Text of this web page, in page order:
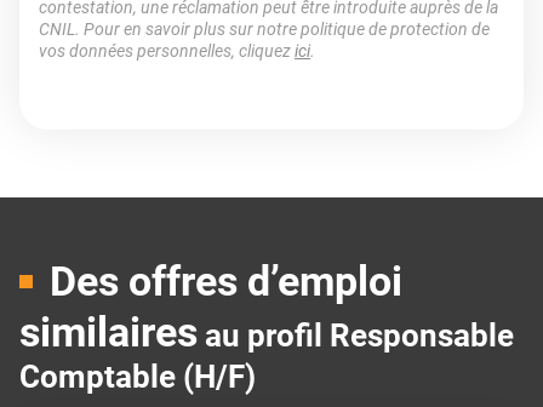
contestation, une réclamation peut être introduite auprès de la
CNIL. Pour en savoir plus sur notre politique de protection de
vos données personnelles, cliquezici.
Des offres d’emploi
similaires au profil Responsable
Comptable (H/F)